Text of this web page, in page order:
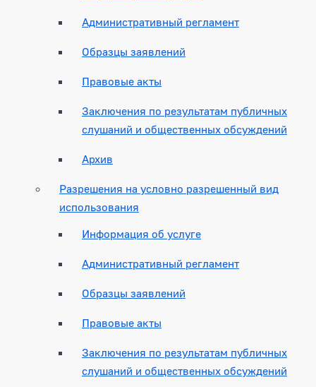
Административный регламент
Образцы заявлений
Правовые акты
Заключения по результатам публичных
слушаний и общественных обсуждений
Архив
Разрешения на условно разрешенный вид
использования
Информация об услуге
Административный регламент
Образцы заявлений
Правовые акты
Заключения по результатам публичных
слушаний и общественных обсуждений